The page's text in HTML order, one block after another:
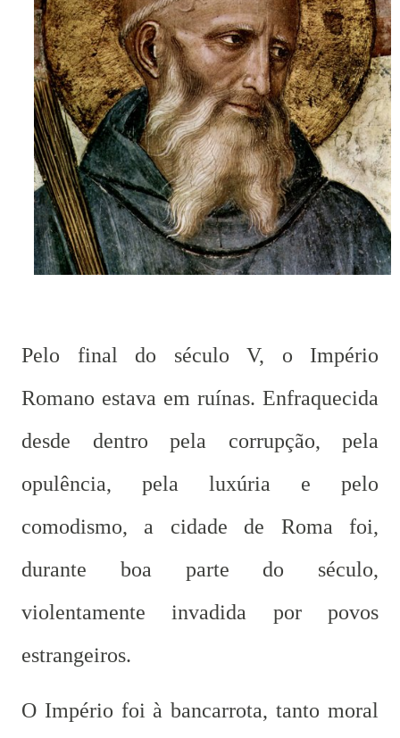
Pelo final do século V, o Império
Romano estava em ruínas. Enfraquecida
desde dentro pela corrupção, pela
opulência, pela luxúria e pelo
comodismo, a cidade de Roma foi,
durante boa parte do século,
violentamente invadida por povos
estrangeiros.
O Império foi à bancarrota, tanto moral